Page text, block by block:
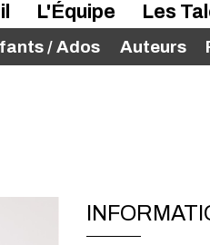
L'Équipe Les
/ Ados Auteurs